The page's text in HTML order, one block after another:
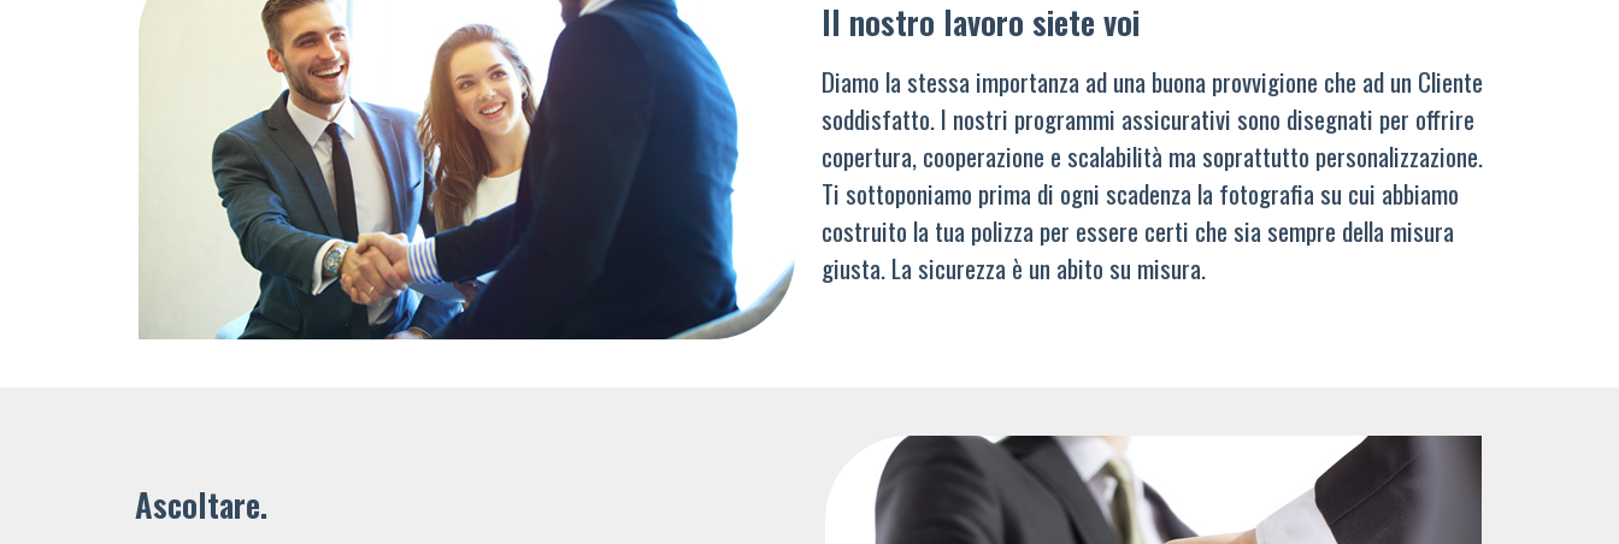
Il nostro lavoro siete voi
Diamo la stessa importanza ad una buona provvigione che ad un Cliente
soddisfatto. I nostri programmi assicurativi sono disegnati per offrire
copertura, cooperazione e scalabilità ma soprattutto personalizzazione.
Ti sottoponiamo prima di ogni scadenza la fotografia su cui abbiamo
costruito la tua polizza per essere certi che sia sempre della misura
giusta. La sicurezza è un abito su misura.
Ascoltare.